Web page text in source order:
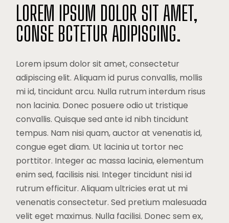
LOREM IPSUM DOLOR SIT AMET,
CONSE BCTETUR ADIPISCING.
Lorem ipsum dolor sit amet, consectetur
adipiscing elit. Aliquam id purus convallis, mollis
mi id, tincidunt arcu. Nulla rutrum interdum risus
non lacinia. Donec posuere odio ut tristique
convallis. Quisque sed ante id nibh tincidunt
tempus. Nam nisi quam, auctor at venenatis id,
congue eget diam. Ut lacinia ut tortor nec
porttitor. Integer ac massa lacinia, elementum
enim sed, facilisis nisi. Integer tincidunt nisi id
rutrum efficitur. Aliquam ultricies erat ut mi
venenatis consectetur. Sed pretium malesuada
velit eget maximus. Nulla facilisi. Donec sem ex,